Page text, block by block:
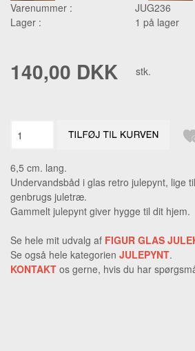
Varenummer :
JUG236
Lager :
1 på lager
140,00 DKK stk.
6,5 cm. lang.
Undervandsbåd i glas retro julepynt, lige
genbrugs juletræ.
Gammelt julepynt giver hygge til dit hjem.
Se hele mit udvalg af FIGUR GLAS
Se også hele kategorien JULEPYNT.
KONTAKT os gerne, hvis du har